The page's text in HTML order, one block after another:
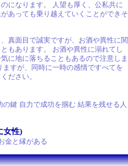
になります。 人望も厚く、公私共に
あっても乗り越えていくことができそ
真面目で誠実ですが、お酒や異性に関
もあります。 お酒や異性に溺れてし
に地に落ちることもあるので注意しま
ますが、同時に一時の感情ですべてを
ださい。
鍵 自力で成功を掴む 結果を残せる人
女性)
金と縁がある